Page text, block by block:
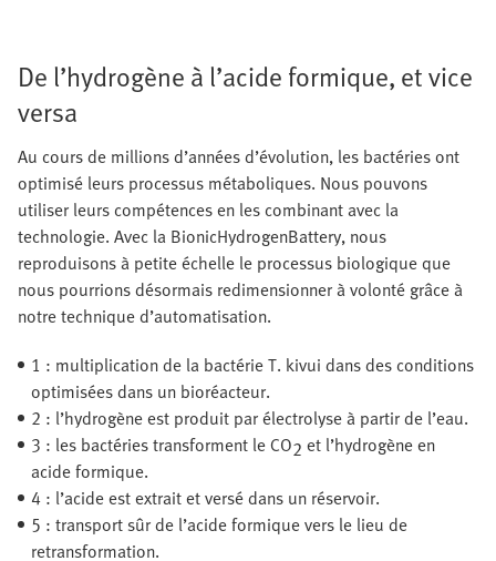
De l’hydrogène à l’acide formique, et vice
versa
Au cours de millions d’années d’évolution, les bactéries ont
optimisé leurs processus métaboliques. Nous pouvons
utiliser leurs compétences en les combinant avec la
technologie. Avec la BionicHydrogenBattery, nous
reproduisons à petite échelle le processus biologique que
nous pourrions désormais redimensionner à volonté grâce à
notre technique d’automatisation.
1 : multiplication de la bactérie T. kivui dans des conditions
optimisées dans un bioréacteur.
2 : l’hydrogène est produit par électrolyse à partir de l’eau.
3 : les bactéries transforment le CO2 et l’hydrogène en
acide formique.
4 : l’acide est extrait et versé dans un réservoir.
5 : transport sûr de l’acide formique vers le lieu de
retransformation.